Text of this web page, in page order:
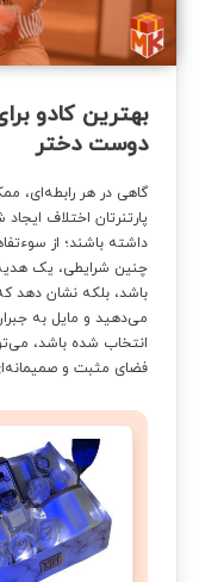
بهترین کادو
دوست دختر
گاهی در هر رابطه‌ای،
پارتنرتان اختلاف
داشته باشند؛ از
چنین شرایطی، یک
باشد، بلکه نشان دهد
می‌دهید و مایل به
انتخاب شده باشد،
فضای مثبت و